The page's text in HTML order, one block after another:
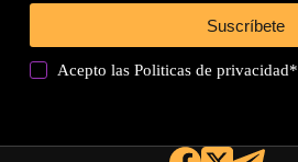
Suscríbete
Acepto lasPoliticas de privacidad*